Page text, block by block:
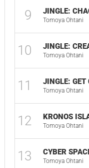
9 JINGLE:
Tomoya Ohtani
10 JINGLE:
Tomoya Ohtani
11 JINGLE: GET
Tomoya Ohtani
12 KRONOS
Tomoya Ohtani
13 CYBER
Tomoya Ohtani